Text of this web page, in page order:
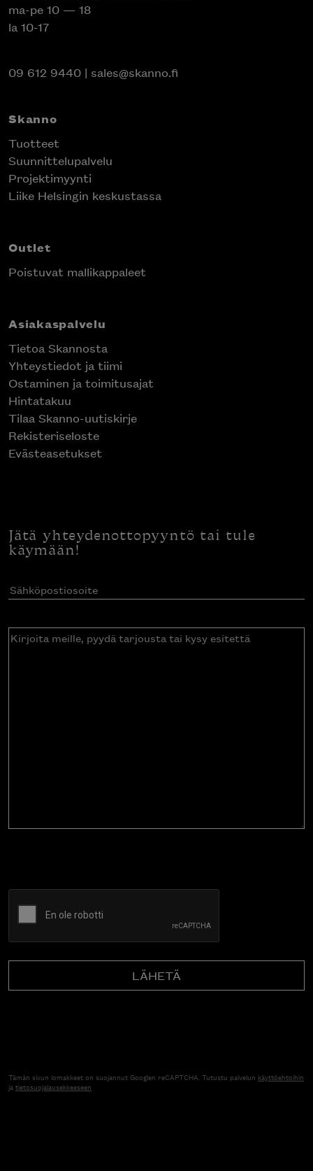
ma-pe 10 — 18
la 10-17
09 612 9440 | sales@skanno.fi
Skanno
Tuotteet
Suunnittelupalvelu
Projektimyynti
Liike Helsingin keskustassa
Outlet
Poistuvat mallikappaleet
Asiakaspalvelu
Tietoa Skannosta
Yhteystiedot ja tiimi
Ostaminen ja toimitusajat
Hintatakuu
Tilaa Skanno-uutiskirje
Rekisteriseloste
Evästeasetukset
Jätä yhteydenottopyyntö tai tule
käymään!
Sähköpostiosoite(Pakollinen)
Kirjoita
Tämän sivun lomakkeet on suojannut Googlen reCAPTCHA. Tutustu palvelun käyttöehtoihin
jatietosuojalausekkeeseen